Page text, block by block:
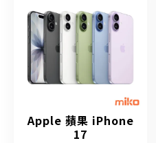
Apple 蘋果 iPhone
17